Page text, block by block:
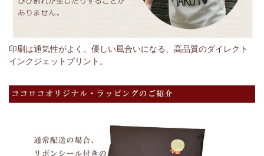
印刷は通気性がよく、優しい風合いになる、高品質のダイレクト
インクジェットプリント。